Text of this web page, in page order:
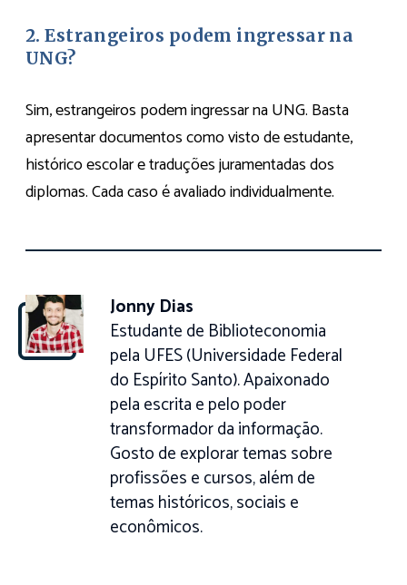
2. Estrangeiros podem ingressar na
UNG?
Sim, estrangeiros podem ingressar na UNG. Basta
apresentar documentos como visto de estudante,
histórico escolar e traduções juramentadas dos
diplomas. Cada caso é avaliado individualmente.
Jonny Dias
Estudante de Biblioteconomia
pela UFES (Universidade Federal
do Espírito Santo). Apaixonado
pela escrita e pelo poder
transformador da informação.
Gosto de explorar temas sobre
profissões e cursos, além de
temas históricos, sociais e
econômicos.